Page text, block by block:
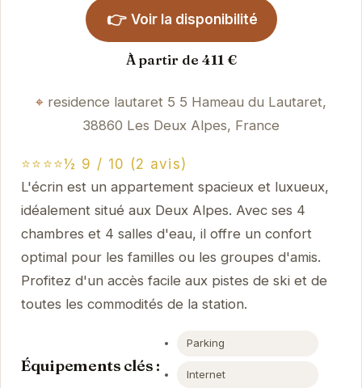
👉 Voir la disponibilité
À partir de 411 €
residence lautaret 5 5 Hameau du Lautaret,
38860 Les Deux Alpes, France
⭐⭐⭐⭐½ 9 / 10 (2 avis)
L'écrin est un appartement spacieux et luxueux,
idéalement situé aux Deux Alpes. Avec ses 4
chambres et 4 salles d'eau, il offre un confort
optimal pour les familles ou les groupes d'amis.
Profitez d'un accès facile aux pistes de ski et de
toutes les commodités de la station.
Équipements clés :
Parking
Internet